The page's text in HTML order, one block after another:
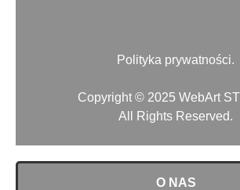
Polityka prywatności.
Copyright © 2025 WebArt
All Rights Reserved.
O NAS